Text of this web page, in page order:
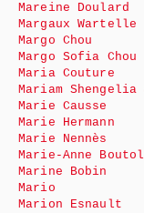
Mareine Doulard
Margaux Wartelle
Margo Chou
Margo Sofia Chou
Maria Couture
Mariam
Marie Causse
Marie Hermann
Marie Nennès
Marie-Anne
Marine Bobin
Mario
Marion Esnault